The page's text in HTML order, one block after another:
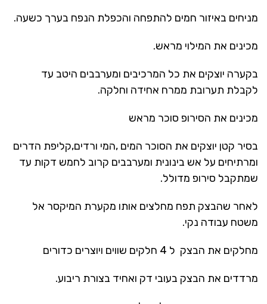
מניחים באיזור חמים להתפחה והכפלת הנפח בערך כשעה.
מכינים את המילוי מראש.
בקערה יוצקים את כל המרכיבים ומערבבים היטב עד
לקבלת תערובת ממרח אחידה וחלקה.
מכינים את הסירופ סוכר מראש
בסיר קטן יוצקים את הסוכר המים ,המי ורדים,קליפת הדרים
ומרתיחים על אש בינונית ומערבבים קרוב לחמש דקות עד
שמתקבל סירופ מדולל.
לאחר שהבצק תפח מחלצים אותו מקערת המיקסר אל
משטח עבודה נקי.
מחלקים את הבצק ל 4 חלקים שווים ויוצרים כדורים
מרדדים את הבצק בעובי דק ואחיד בצורת ריבוע.